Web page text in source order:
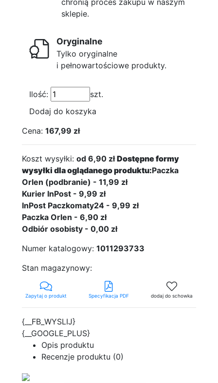
chronią proces zakupu w naszym
sklepie.
Oryginalne
Tylko oryginalne
i pełnowartościowe produkty.
Ilość:
szt.
Dodaj do koszyka
Cena: 167,99 zł
Koszt wysyłki: od 6,90 złDostępne formy
wysyłki dla oglądanego produktu:Paczka
Orlen (podbranie) - 11,99 zł
Kurier InPost - 9,99 zł
InPost Paczkomaty24 - 9,99 zł
Paczka Orlen - 6,90 zł
Odbiór osobisty - 0,00 zł
Numer katalogowy: 1011293733
Stan magazynowy:
Zapytaj o produkt Specyfikacja PDF dodaj do schowka
{__FB_WYSLIJ}
{__GOOGLE_PLUS}
Opis produktu
Recenzje produktu (0)